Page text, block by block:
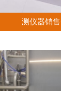
测仪器销